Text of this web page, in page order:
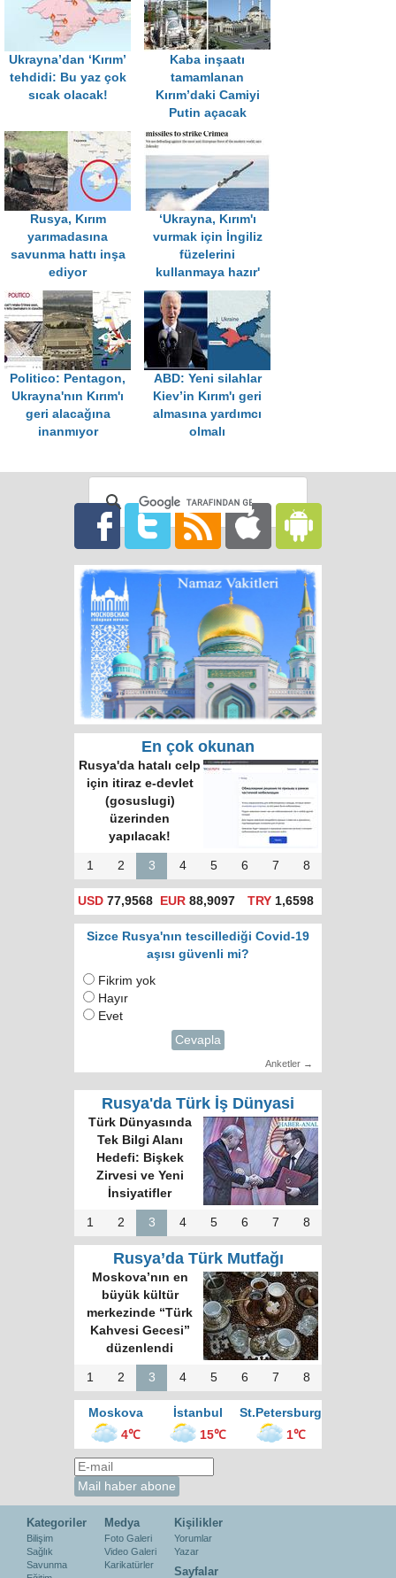
Ukrayna’dan ‘Kırım’
tehdidi: Bu yaz çok
sıcak olacak!
Kaba inşaatı
tamamlanan
Kırım’daki Camiyi
Putin açacak
Rusya, Kırım
yarımadasına
savunma hattı inşa
ediyor
‘Ukrayna, Kırım'ı
vurmak için İngiliz
füzelerini
kullanmaya hazır'
Politico: Pentagon,
Ukrayna'nın Kırım'ı
geri alacağına
inanmıyor
ABD: Yeni silahlar
Kiev’in Kırım'ı geri
almasına yardımcı
olmalı
En çok okunan
Rusya'da hatalı celp
için itiraz e-devlet
(gosuslugi)
üzerinden
yapılacak!
1 2 3 4 5 6 7 8
USD 77,9568 EUR 88,9097 TRY1,6598
Sizce Rusya'nın tescillediği Covid-19
aşısı güvenli mi?
Fikrim yok
Hayır
Evet
Cevapla
Anketler →
Rusya'da Türk İş Dünyasi
Türk Dünyasında
Tek Bilgi Alanı
Hedefi: Bişkek
Zirvesi ve Yeni
İnsiyatifler
1 2 3 4 5 6 7 8
Rusya’da Türk Mutfağı
Moskova’nın en
büyük kültür
merkezinde “Türk
Kahvesi Gecesi”
düzenlendi
1 2 3 4 5 6 7 8
Moskova İstanbul
St.Petersburg
4℃
15℃ 1℃
Kategoriler
Bilişim
Sağlık
Savunma
Medya
Foto Galeri
Video Galeri
Karikatürler
Kişilikler
Yorumlar
Yazar
Sayfalar